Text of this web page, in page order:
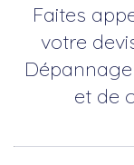
Faites
votre
et de